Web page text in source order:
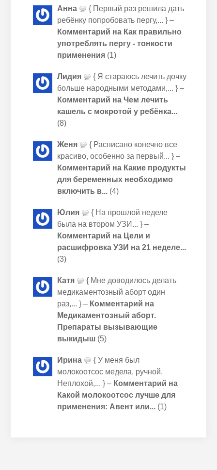
Анна
{ Первый раз решила дать
ребёнку попробовать пергу,... } –
Комментарий на Как правильно
употреблять пергу - тонкости
применения(1)
Лидия
{ Я стараюсь лечить дочку
больше народными методами,... } –
Комментарий на Чем лечить
кашель с мокротой у ребёнка...
(8)
Женя
{ Расписано конечно все
красиво, особенно за первый... } –
Комментарий на Какие продукты
для беременных необходимо
включить в...(4)
Юлия
{ На прошлой неделе
была на втором УЗИ... } –
Комментарий на Цели и
расшифровка УЗИ на 21 неделе...
(3)
Катя
{ Мне доводилось делать
медикаментозный аборт один
раз,... } – Комментарий на
Медикаментозный аборт.
Препараты вызывающие
выкидыш(5)
Ирина
{ У меня был
молокоотсос медела, ручной.
Неплохой,... } – Комментарий на
Какой молокоотсос лучше для
применения: Авент или...(1)